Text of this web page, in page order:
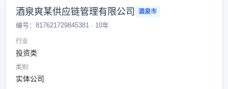
酒泉爽某供应链管理有限公司 酒泉市
编号：817621729845381 · 10年
行业
投资类
类别
实体公司